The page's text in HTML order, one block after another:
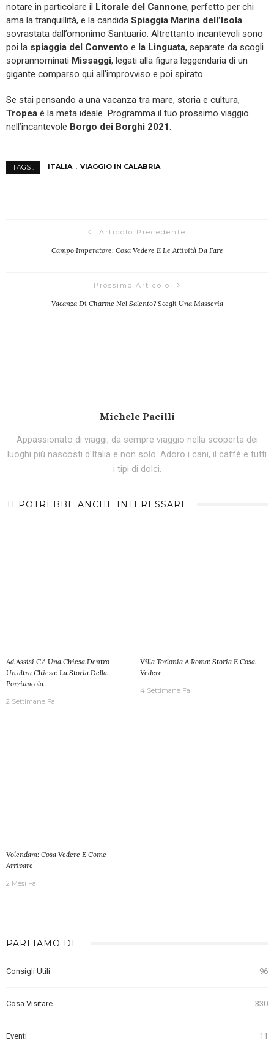
notare in particolare il Litorale del Cannone, perfetto per chi
ama la tranquillità, e la candida Spiaggia Marina dell’Isola
sovrastata dall’omonimo Santuario. Altrettanto incantevoli sono
poi la spiaggia del Convento e la Linguata, separate da scogli
soprannominati Missaggi, legati alla figura leggendaria di un
gigante comparso qui all’improvviso e poi spirato.
Se stai pensando a una vacanza tra mare, storia e cultura,
Tropea è la meta ideale. Programma il tuo prossimo viaggio
nell’incantevole Borgo dei Borghi 2021
TAGS : ITALIA VIAGGIO IN CALABRIA
Articolo Precedente
Campo Imperatore: Cosa Vedere E Le Attività Da Fare
Prossimo Articolo
Vacanza Di Charme Nel Salento? Scegli Una Masseria
Michele Pacilli
Appassionato di viaggi, da sempre viaggio nella scoperta dei
luoghi più nascosti d'Italia e non solo. Adoro i cani, il caffè e tutti
i tipi di dolci.
TI POTREBBE ANCHE INTERESSARE
Ad Assisi C’è Una Chiesa Dentro
Un’altra Chiesa: La Storia Della
Porziuncola
2 Settimane Fa
Villa Torlonia A Roma: Storia E Cosa
Vedere
4 Settimane Fa
Volendam: Cosa Vedere E Come
Arrivare
2 Mesi Fa
PARLIAMO DI…
Consigli Utili 96
Cosa Visitare 330
Eventi 11